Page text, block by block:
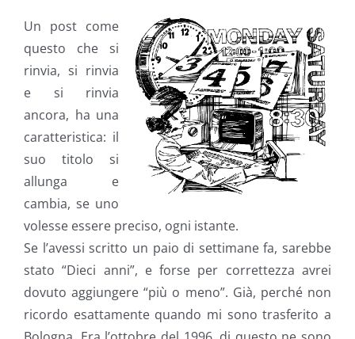
Un post come
questo che si
rinvia, si rinvia
e si rinvia
ancora, ha una
caratteristica: il
suo titolo si
allunga e
cambia, se uno
volesse essere preciso, ogni istante.
Se l’avessi scritto un paio di settimane fa, sarebbe
stato “Dieci anni”, e forse per correttezza avrei
dovuto aggiungere “più o meno”. Già, perché non
ricordo esattamente quando mi sono trasferito a